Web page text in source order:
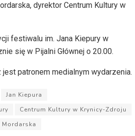
dyrektor Centrum Kultury w
festiwalu im. Jana Kiepury w
się w Pijalni Głównej o 20.00.
jest patronem medialnym wydarzenia.
Jan Kiepura
Centrum Kultury w Krynicy-Zdroju
Mordarska